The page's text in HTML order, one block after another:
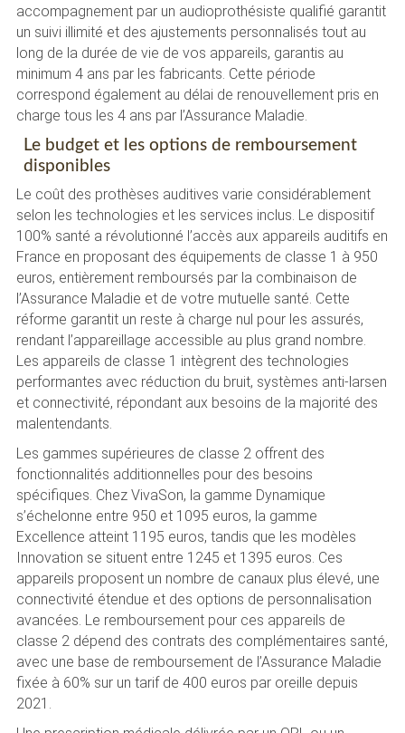
accompagnement par un audioprothésiste qualifié garantit
un suivi illimité et des ajustements personnalisés tout au
long de la durée de vie de vos appareils, garantis au
minimum 4 ans par les fabricants. Cette période
correspond également au délai de renouvellement pris en
charge tous les 4 ans par l’Assurance Maladie.
Le budget et les options de remboursement
disponibles
Le coût des prothèses auditives varie considérablement
selon les technologies et les services inclus. Le dispositif
100% santé a révolutionné l’accès aux appareils auditifs en
France en proposant des équipements de classe 1 à 950
euros, entièrement remboursés par la combinaison de
l’Assurance Maladie et de votre mutuelle santé. Cette
réforme garantit un reste à charge nul pour les assurés,
rendant l’appareillage accessible au plus grand nombre.
Les appareils de classe 1 intègrent des technologies
performantes avec réduction du bruit, systèmes anti-larsen
et connectivité, répondant aux besoins de la majorité des
malentendants.
Les gammes supérieures de classe 2 offrent des
fonctionnalités additionnelles pour des besoins
spécifiques. Chez VivaSon, la gamme Dynamique
s’échelonne entre 950 et 1095 euros, la gamme
Excellence atteint 1195 euros, tandis que les modèles
Innovation se situent entre 1245 et 1395 euros. Ces
appareils proposent un nombre de canaux plus élevé, une
connectivité étendue et des options de personnalisation
avancées. Le remboursement pour ces appareils de
classe 2 dépend des contrats des complémentaires santé,
avec une base de remboursement de l’Assurance Maladie
fixée à 60% sur un tarif de 400 euros par oreille depuis
2021.